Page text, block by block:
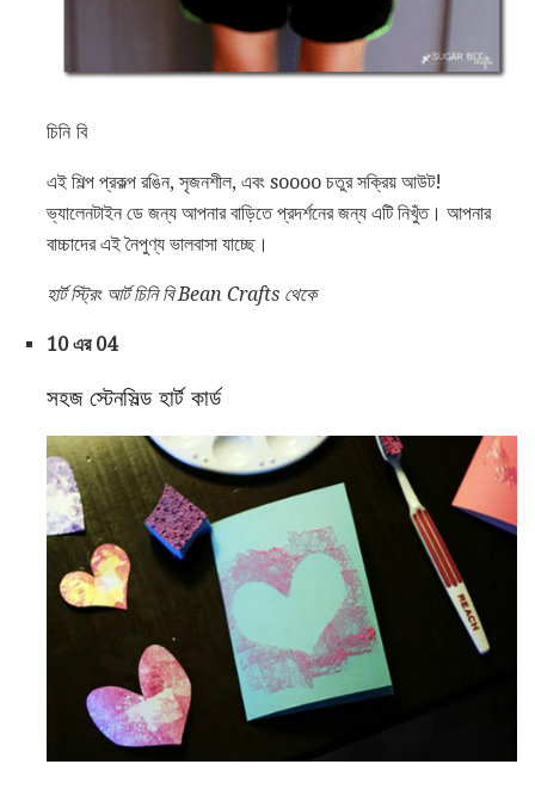
চিনি বি
এই শিল্প প্রকল্প রঙিন, সৃজনশীল, এবং soooo চতুর সক্রিয় আউট!
ভ্যালেনটাইন ডে জন্য আপনার বাড়িতে প্রদর্শনের জন্য এটি নিখুঁত। আপনার
বাচ্চাদের এই নৈপুণ্য ভালবাসা যাচ্ছে।
হার্ট স্ট্রিং আর্ট চিনি বি Bean Crafts থেকে
10 এর 04
সহজ স্টেনসিল্ড হার্ট কার্ড